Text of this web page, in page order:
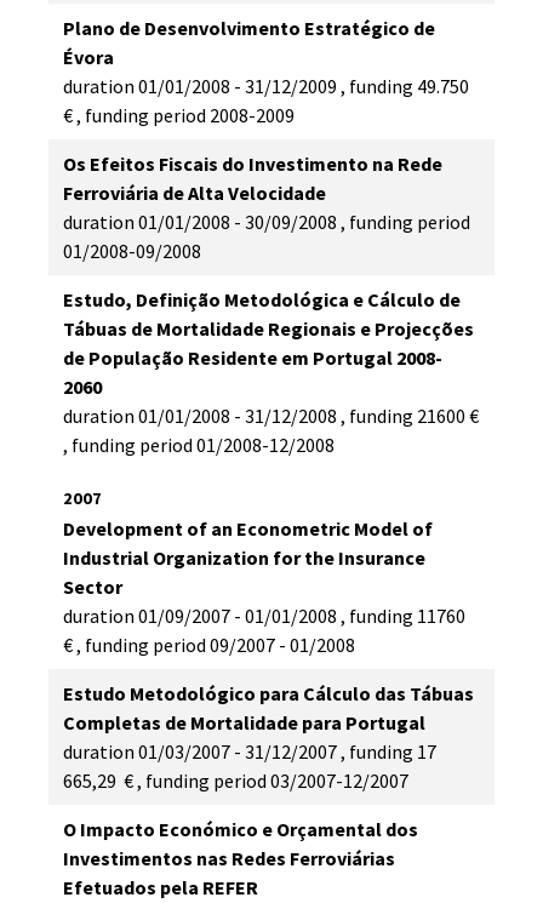
Plano de Desenvolvimento Estratégico de
Évora
duration 01/01/2008 - 31/12/2009 , funding 49.750
€, funding period 2008-2009
Os Efeitos Fiscais do Investimento na Rede
Ferroviária de Alta Velocidade
duration 01/01/2008 - 30/09/2008 , funding period
01/2008-09/2008
Estudo, Definição Metodológica e Cálculo de
Tábuas de Mortalidade Regionais e Projecções
de População Residente em Portugal 2008-
2060
duration 01/01/2008 - 31/12/2008 , funding 21600 €
, funding period 01/2008-12/2008
2007
Development of an Econometric Model of
Industrial Organization for the Insurance
Sector
duration 01/09/2007 - 01/01/2008 , funding 11760 
€, funding period 09/2007 - 01/2008
Estudo Metodológico para Cálculo das Tábuas
Completas de Mortalidade para Portugal
duration 01/03/2007 - 31/12/2007, funding 17
665,29  €, funding period 03/2007-12/2007
O Impacto Económico e Orçamental dos
Investimentos nas Redes Ferroviárias
Efetuados pela REFER